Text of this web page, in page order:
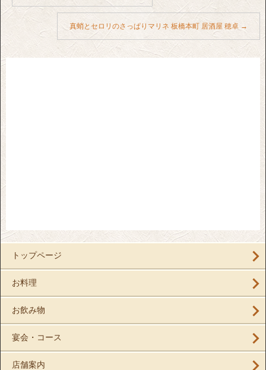
真蛸とセロリのさっぱりマリネ 板橋本町 居酒屋 穂卓 →
トップページ
お料理
お飲み物
宴会・コース
店舗案内